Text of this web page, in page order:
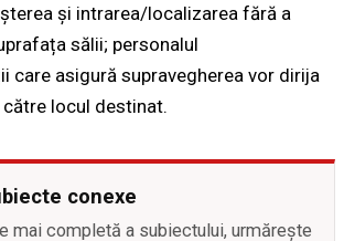
și intrarea/localizarea fără a
sălii; personalul
care asigură supravegherea vor dirija
locul destinat.
conexe
mai completă a subiectului, urmărește